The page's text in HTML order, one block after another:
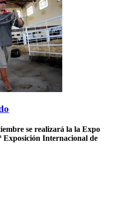
se realizará la la Expo
Exposición Internacional de